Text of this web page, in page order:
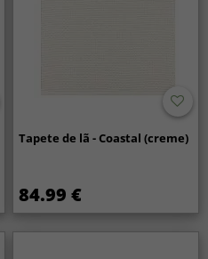
Tapete de lã - Coastal (creme)
84.99 €